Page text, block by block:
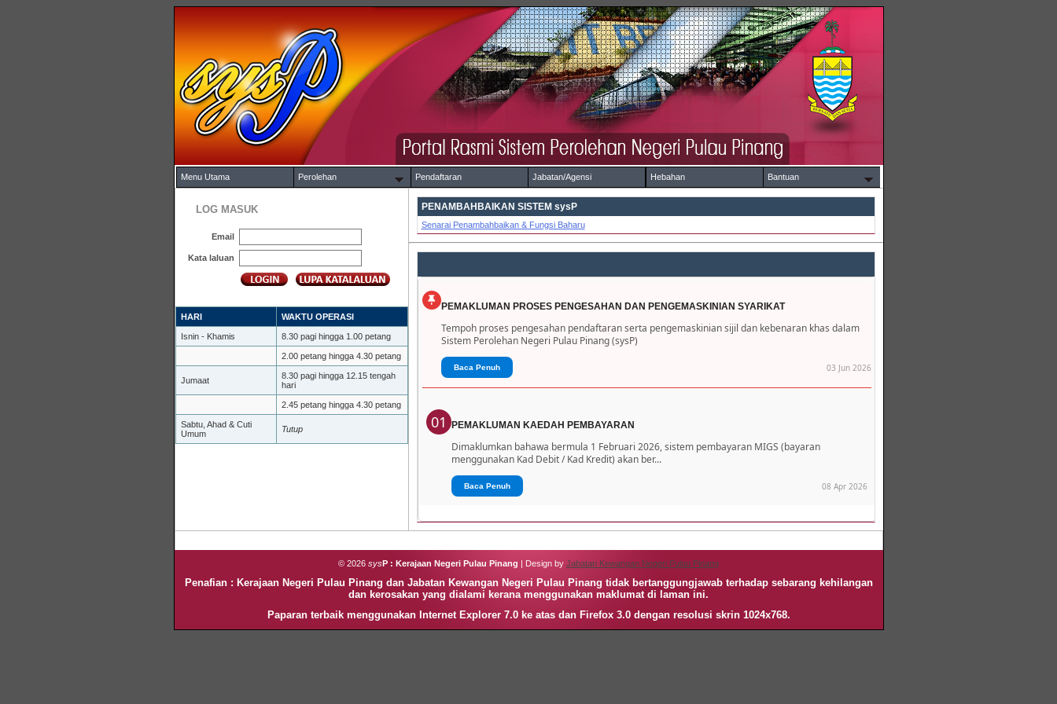
Menu Utama Perolehan Pendaftaran Jabatan/Agensi Hebahan Bantuan
LOG MASUK
Email
Kata laluan
HARI WAKTU OPERASI
Isnin - Khamis 8.30 pagi hingga 1.00 petang
2.00 petang hingga 4.30 petang
Jumaat
8.30 pagi hingga 12.15 tengah
hari
2.45 petang hingga 4.30 petang
Sabtu, Ahad & Cuti
Umum
Tutup
PENAMBAHBAIKAN SISTEM sysP
Senarai Penambahbaikan & Fungsi Baharu
PEMAKLUMAN PROSES PENGESAHAN DAN PENGEMASKINIAN SYARIKAT
Tempoh proses pengesahan pendaftaran serta pengemaskinian sijil dan kebenaran khas dalam
Sistem Perolehan Negeri Pulau Pinang (sysP)
Baca Penuh 03 Jun 2026
01 PEMAKLUMAN KAEDAH PEMBAYARAN
Dimaklumkan bahawa bermula 1 Februari 2026, sistem pembayaran MIGS (bayaran
menggunakan Kad Debit / Kad Kredit) akan ber...
Baca Penuh 08 Apr 2026
© 2026 sysP : Kerajaan Negeri Pulau Pinang | Design by Jabatan Kewangan Negeri Pulau Pinang
Penafian : Kerajaan Negeri Pulau Pinang dan Jabatan Kewangan Negeri Pulau Pinang tidak bertanggungjawab terhadap sebarang kehilangan
dan kerosakan yang dialami kerana menggunakan maklumat di laman ini.
Paparan terbaik menggunakan Internet Explorer 7.0 ke atas dan Firefox 3.0 dengan resolusi skrin 1024x768.